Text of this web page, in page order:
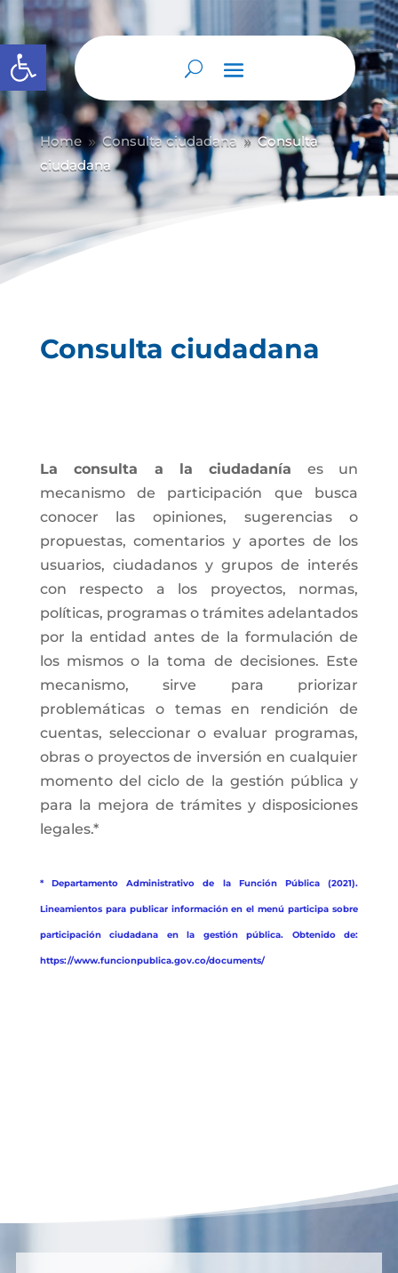
Abrir barra de herramientas
Home 9 Consulta ciudadana 9 Consulta
ciudadana
Consulta ciudadana
La consulta a la ciudadanía es un
mecanismo de participación que busca
conocer las opiniones, sugerencias o
propuestas, comentarios y aportes de los
usuarios, ciudadanos y grupos de interés
con respecto a los proyectos, normas,
políticas, programas o trámites adelantados
por la entidad antes de la formulación de
los mismos o la toma de decisiones. Este
mecanismo, sirve para priorizar
problemáticas o temas en rendición de
cuentas, seleccionar o evaluar programas,
obras o proyectos de inversión en cualquier
momento del ciclo de la gestión pública y
para la mejora de trámites y disposiciones
legales.*
* Departamento Administrativo de la Función Pública (2021).
Lineamientos para publicar información en el menú participa sobre
participación ciudadana en la gestión pública. Obtenido de:
https://www.funcionpublica.gov.co/documents/